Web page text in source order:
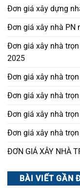
Đơn giá xây dựng
Đơn giá xây nhà PN
Đơn giá xây nhà
2025
Đơn giá xây nhà
Đơn giá xây nhà
Đơn giá xây nhà
Đơn giá xây nhà
ĐƠN GIÁ XÂY NHÀ
BÀI VIẾT GẦN